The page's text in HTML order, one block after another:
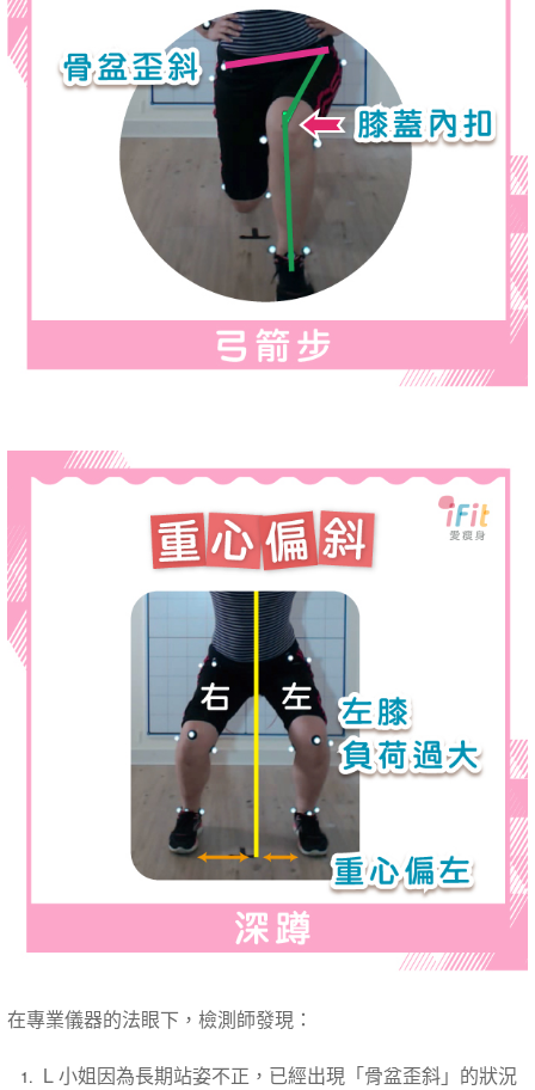
​在專業儀器的法眼下，檢測師發現：
L 小姐因為長期站姿不正，​已經​出現「骨盆歪斜」​的狀況​